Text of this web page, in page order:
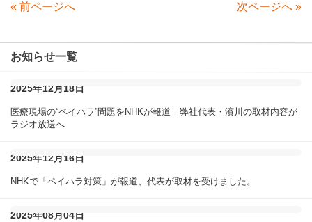
« 前ページへ 次ページへ »
お知らせ一覧
2025年12月18日
医療現場の“ペイハラ”問題をNHKが報道｜弊社代表・濱川の取材内容が
ラジオ放送へ
2025年12月16日
NHKで「ペイハラ対策」が報道、代表が取材を受けました。
2025年08月04日